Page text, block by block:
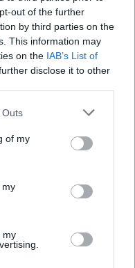
out of the further
by third parties on the
This information may
on the IAB’s List of
disclose it to other
Outs
of my
my
my
ζημιών από τον
από την πτώση του
τηνΕΛΧΑ, 2,72% η
της Cener.
Φουρλή
στα 4,64
λόγω της
στο